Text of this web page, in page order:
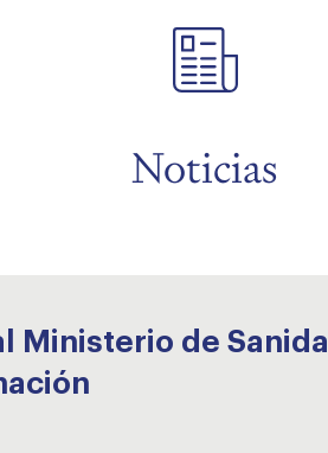
Noticias
Ministerio de